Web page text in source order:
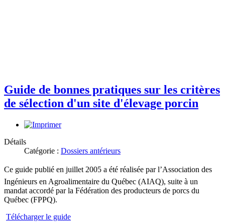
Guide de bonnes pratiques sur les critères
de sélection d'un site d'élevage porcin
Détails
Catégorie : Dossiers antérieurs
Ce guide publié en juillet 2005 a été réalisée par l’Association des
Ingénieurs en Agroalimentaire du Québec (AIAQ), suite à un
mandat accordé par la Fédération des producteurs de porcs du
Québec (FPPQ).
Télécharger le guide